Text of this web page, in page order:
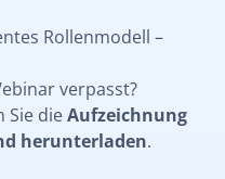
Rollenmodell –
verpasst?
Sie dieAufzeichnung
herunterladen.